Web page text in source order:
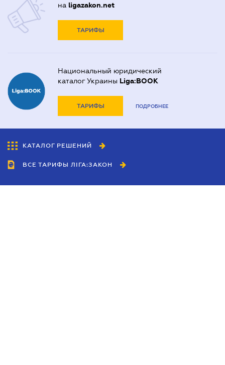
на ligazakon.net
ТАРИФЫ
Национальный юридический
каталог Украины Liga:BOOK
ТАРИФЫ ПОДРОБНЕЕ
КАТАЛОГ РЕШЕНИЙ
ВСЕ ТАРИФЫ ЛІГА:ЗАКОН